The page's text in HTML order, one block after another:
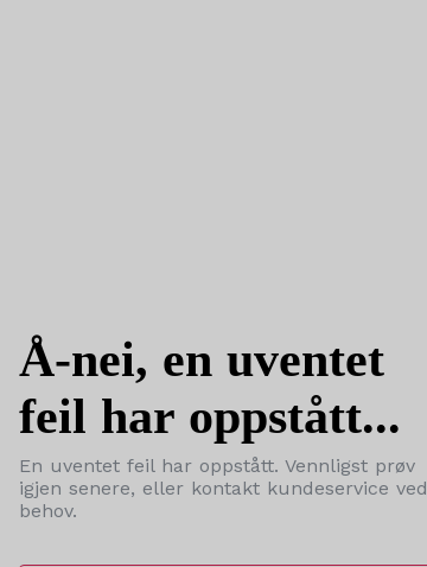
Å-nei, en uventet
feil har oppstått...
En uventet feil har oppstått. Vennligst prøv
igjen senere, eller kontakt kundeservice ved
behov.